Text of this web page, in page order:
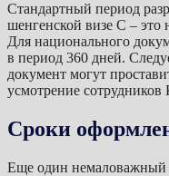
Стандартный период
шенгенской визе C – это
Для национального
в период 360 дней.
документ могут
усмотрение сотрудников
Сроки
Еще один немаловажный